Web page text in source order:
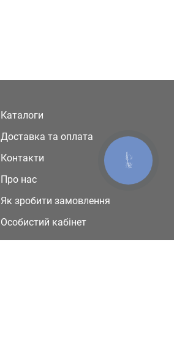
Каталоги
Доставка та оплата
Контакти
Про нас
Як зробити замовлення
Особистий кабінет
КНОПКА
ЗВ'ЯЗКУ